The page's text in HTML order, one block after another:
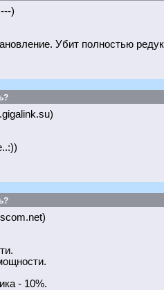
)
Убит полностью
- 10%.